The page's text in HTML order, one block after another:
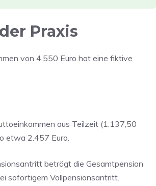
Praxis
von 4.550 Euro hat eine fiktive
aus Teilzeit (1.137,50
etwa 2.457 Euro.
beträgt die Gesamtpension
sofortigem Vollpensionsantritt.